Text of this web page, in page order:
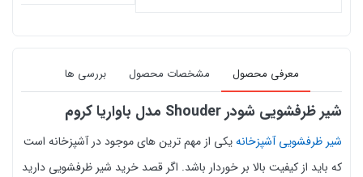
معرفی محصول مشخصات محصول بررسی ها
شیر ظرفشویی شودر Shouder مدل باواریا کروم
شیر ظرفشویی آشپزخانهیکی از مهم ترین های موجود در آشپزخانه است
که باید از کیفیت بالا بر خوردار باشد. اگر قصد خرید شیر ظرفشویی دارید